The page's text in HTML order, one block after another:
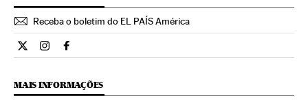
Receba o boletim do EL PAÍS América
Internacional El País Brasil en Twitter
Internacional El País Brasil en Instagram
Internacional El País Brasil en Facebook
MAIS INFORMAÇÕES